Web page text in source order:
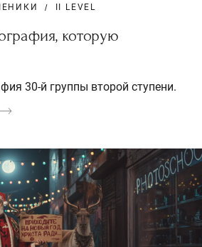
II LEVEL
которую
30-й группы второй ступени.